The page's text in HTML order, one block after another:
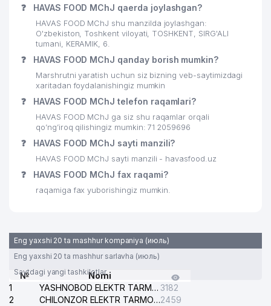
❓ HAVAS FOOD MChJ qaerda joylashgan?
HAVAS FOOD MChJ shu manzilda joylashgan:
O'zbekiston, Toshkent viloyati, TOSHKENT, SIRG'ALI
tumani, KERAMIK, 6.
❓ HAVAS FOOD MChJ qanday borish mumkin?
Marshrutni yaratish uchun siz bizning veb-saytimizdagi
xaritadan foydalanishingiz mumkin
❓ HAVAS FOOD MChJ telefon raqamlari?
HAVAS FOOD MChJ ga siz shu raqamlar orqali
qo’ng’iroq qilishingiz mumkin: 71 2059696
❓ HAVAS FOOD MChJ sayti manzili?
HAVAS FOOD MChJ sayti manzili - havasfood.uz
❓ HAVAS FOOD MChJ fax raqami?
raqamiga fax yuborishingiz mumkin.
Eng yaxshi 20 ta mashhur kompaniya (июль)
Eng yaxshi 20 ta mashhur sarlavha (июль)
Saytdagi yangi tashkilotlar
№
Nomi
1
YASHNOBOD ELEKTR TARMOG'I NOSOZLIKLARI XIZMATI 3182
2
CHILONZOR ELEKTR TARMOG'I NOSOZLIK XIZMATI2459